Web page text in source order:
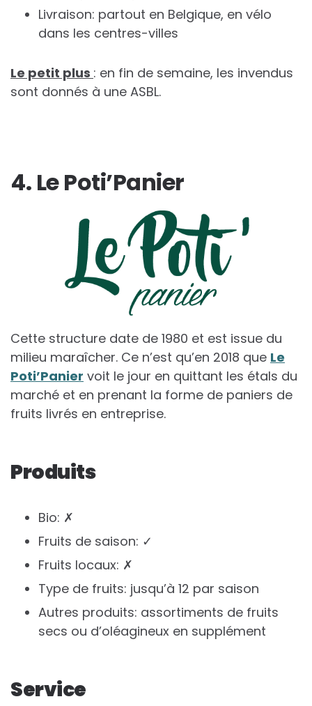
Livraison: partout en Belgique, en vélo
dans les centres-villes
Le petit plus : en fin de semaine, les invendus
sont donnés à une ASBL.
4. Le Poti’Panier
Cette structure date de 1980 et est issue du
milieu maraîcher. Ce n’est qu’en 2018 que Le
Poti’Panier voit le jour en quittant les étals du
marché et en prenant la forme de paniers de
fruits livrés en entreprise.
Produits
Bio: ✗
Fruits de saison: ✓
Fruits locaux: ✗
Type de fruits: jusqu’à 12 par saison
Autres produits: assortiments de fruits
secs ou d’oléagineux en supplément
Service